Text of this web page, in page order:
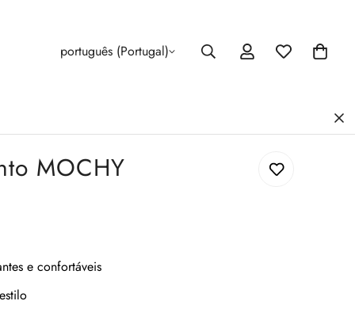
português (Portugal)
MOCHY
e confortáveis